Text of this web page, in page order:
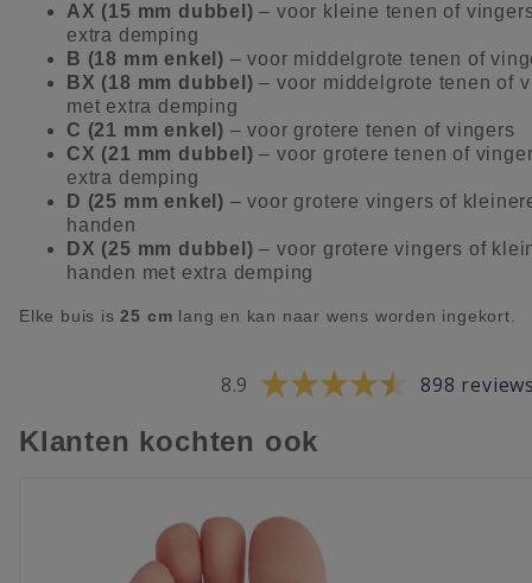
AX (15 mm dubbel) – voor kleine tenen of
extra demping
B (18 mm enkel) – voor middelgrote tenen of
BX (18 mm dubbel) – voor middelgrote tenen of
met extra demping
C (21 mm enkel) – voor grotere tenen of vingers
CX (21 mm dubbel) – voor grotere tenen of
extra demping
D (25 mm enkel) – voor grotere vingers of
handen
DX (25 mm dubbel) – voor grotere vingers of
handen met extra demping
Elke buis is25 cm lang en kan naar wens worden ingekort.
8.9 898
Klanten kochten ook